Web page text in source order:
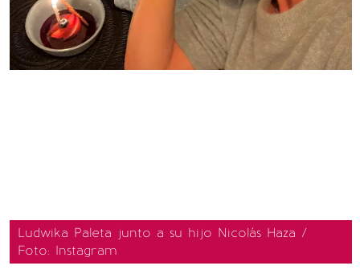
Ludwika Paleta junto a su hijo Nicolás Haza /
Foto: Instagram